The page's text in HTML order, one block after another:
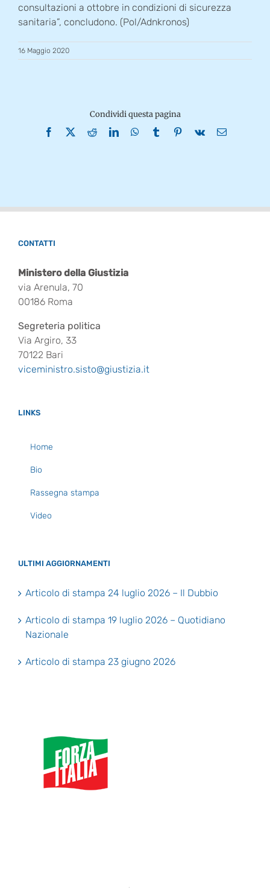
consultazioni a ottobre in condizioni di sicurezza
sanitaria”, concludono. (Pol/Adnkronos)
16 Maggio 2020
Condividi questa pagina
Facebook
X RedditLinkedInWhatsApp
TumblrPinterest
Vk Email
CONTATTI
Ministero della Giustizia
via Arenula, 70
00186 Roma
Segreteria politica
Via Argiro, 33
70122 Bari
viceministro.sisto@giustizia.it
LINKS
Home
Bio
Rassegna stampa
Video
ULTIMI AGGIORNAMENTI
Articolo di stampa 24 luglio 2026 – Il Dubbio
Articolo di stampa 19 luglio 2026 – Quotidiano
Nazionale
Articolo di stampa 23 giugno 2026